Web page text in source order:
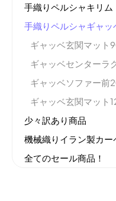
手織りペルシャキリム
手織りペルシャギャッ
ギャッベ玄関マット
ギャッベセンターラ
ギャッベソファー前
ギャッベ玄関マット
少々訳あり商品
機械織りイラン製カー
全てのセール商品！